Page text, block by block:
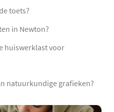
toets?
in Newton?
huiswerklast voor
natuurkundige grafieken?